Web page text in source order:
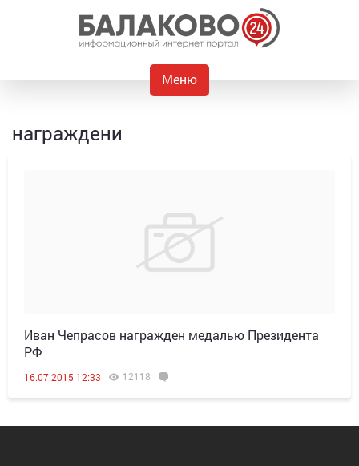
Меню
награждени
Иван Чепрасов награжден медалью Президента
РФ
16.07.2015 12:33 12118